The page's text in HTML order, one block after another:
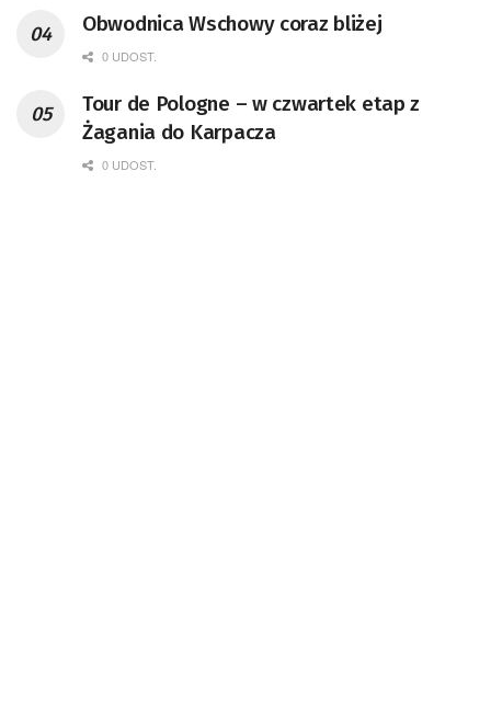
Obwodnica Wschowy coraz bliżej
0 UDOST.
Tour de Pologne – w czwartek etap z
Żagania do Karpacza
0 UDOST.